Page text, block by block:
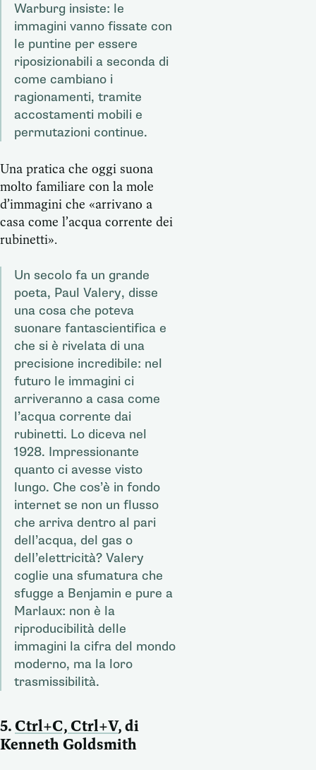
Warburg insiste: le
immagini vanno fissate con
le puntine per essere
riposizionabili a seconda di
come cambiano i
ragionamenti, tramite
accostamenti mobili e
permutazioni continue.
Una pratica che oggi suona
molto familiare con la mole
d’immagini che «arrivano a
casa come l’acqua corrente dei
rubinetti».
Un secolo fa un grande
poeta, Paul Valery, disse
una cosa che poteva
suonare fantascientifica e
che si è rivelata di una
precisione incredibile: nel
futuro le immagini ci
arriveranno a casa come
l’acqua corrente dai
rubinetti. Lo diceva nel
1928. Impressionante
quanto ci avesse visto
lungo. Che cos’è in fondo
internet se non un flusso
che arriva dentro al pari
dell’acqua, del gas o
dell’elettricità? Valery
coglie una sfumatura che
sfugge a Benjamin e pure a
Marlaux: non è la
riproducibilità delle
immagini la cifra del mondo
moderno, ma la loro
trasmissibilità.
5.Ctrl+C, Ctrl+V, di
Kenneth Goldsmith